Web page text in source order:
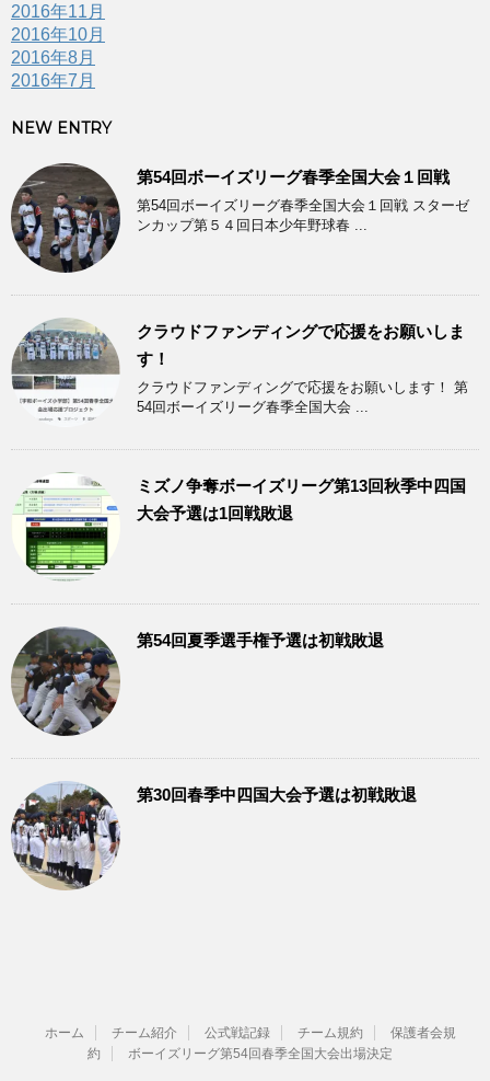
2016年11月
2016年10月
2016年8月
2016年7月
NEW ENTRY
第54回ボーイズリーグ春季全国大会１回戦
第54回ボーイズリーグ春季全国大会１回戦 スターゼ
ンカップ第５４回日本少年野球春 ...
クラウドファンディングで応援をお願いしま
す！
クラウドファンディングで応援をお願いします！ 第
54回ボーイズリーグ春季全国大会 ...
ミズノ争奪ボーイズリーグ第13回秋季中四国
大会予選は1回戦敗退
第54回夏季選手権予選は初戦敗退
第30回春季中四国大会予選は初戦敗退
ホーム チーム紹介 公式戦記録 チーム規約
保護者会規
約
ボーイズリーグ第54回春季全国大会出場決定